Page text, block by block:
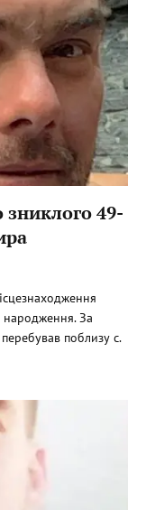
зниклого 49-
За
поблизу с.